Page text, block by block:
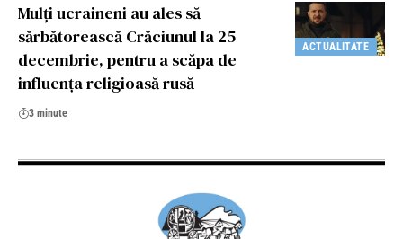
ACTUALITATE
Mulți ucraineni au ales să
sărbătorească Crăciunul la 25
decembrie, pentru a scăpa de
influența religioasă rusă
3 minute